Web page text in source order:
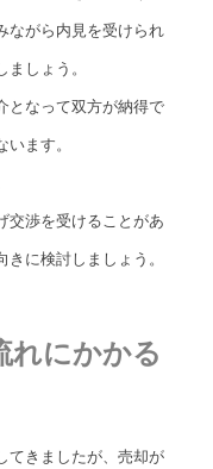
ながら内見を受けられ
しょう。
となって双方が納得で
ます。
交渉を受けることがあ
に検討しましょう。
れにかかる
てきましたが、売却が